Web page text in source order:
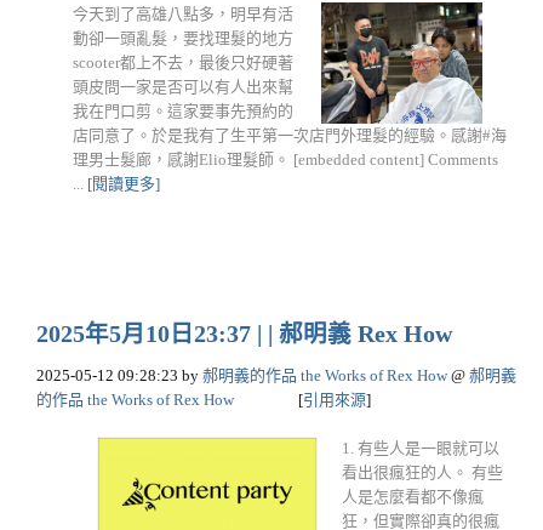
今天到了高雄八點多，明早有活
動卻一頭亂髮，要找理髮的地方
scooter都上不去，最後只好硬著
頭皮問一家是否可以有人出來幫
我在門口剪。這家要事先預約的
店同意了。於是我有了生平第一次店門外理髮的經驗。感謝#海
理男士髮廊，感謝Elio理髮師。 [embedded content] Comments
... [閱讀更多]
2025年5月10日23:37 | | 郝明義 Rex How
2025-05-12 09:28:23 by 郝明義的作品 the Works of Rex How@ 郝明義
的作品 the Works of Rex How
[引用來源]
1. 有些人是一眼就可以
看出很瘋狂的人。 有些
人是怎麼看都不像瘋
狂，但實際卻真的很瘋